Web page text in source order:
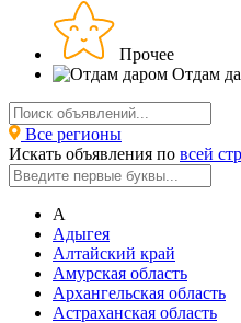
Прочее
Отдам
Все регионы
Искать объявления по всей
А
Адыгея
Алтайский край
Амурская область
Архангельская область
Астраханская область